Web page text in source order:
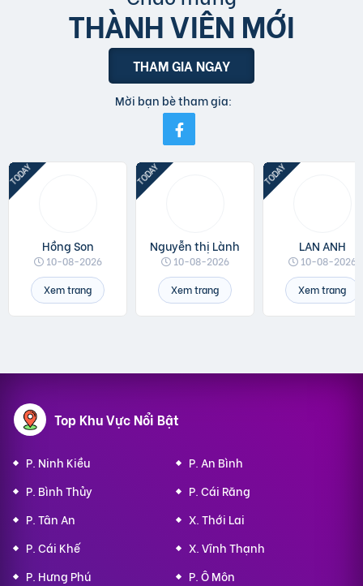
THÀNH VIÊN MỚI
THAM GIA NGAY
Mời bạn bè tham gia:
Hồng Son
10-08-2026
Xem trang
Nguyễn thị Lành
10-08-2026
Xem trang
LAN ANH
10-08-2026
Xem trang
Top Khu Vực Nổi Bật
P. Ninh Kiều
P. An Bình
P. Bình Thủy
P. Cái Răng
P. Tân An
X. Thới Lai
P. Cái Khế
X. Vĩnh Thạnh
P. Hưng Phú
P. Ô Môn